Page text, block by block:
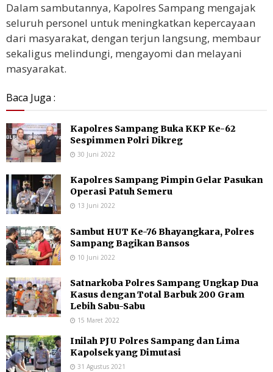
Dalam sambutannya, Kapolres Sampang mengajak
seluruh personel untuk meningkatkan kepercayaan
dari masyarakat, dengan terjun langsung, membaur
sekaligus melindungi, mengayomi dan melayani
masyarakat.
Baca Juga :
Kapolres Sampang Buka KKP Ke-62
Sespimmen Polri Dikreg
30 Juni 2022
Kapolres Sampang Pimpin Gelar Pasukan
Operasi Patuh Semeru
13 Juni 2022
Sambut HUT Ke-76 Bhayangkara, Polres
Sampang Bagikan Bansos
10 Juni 2022
Satnarkoba Polres Sampang Ungkap Dua
Kasus dengan Total Barbuk 200 Gram
Lebih Sabu-Sabu
15 Maret 2022
Inilah PJU Polres Sampang dan Lima
Kapolsek yang Dimutasi
31 Agustus 2021